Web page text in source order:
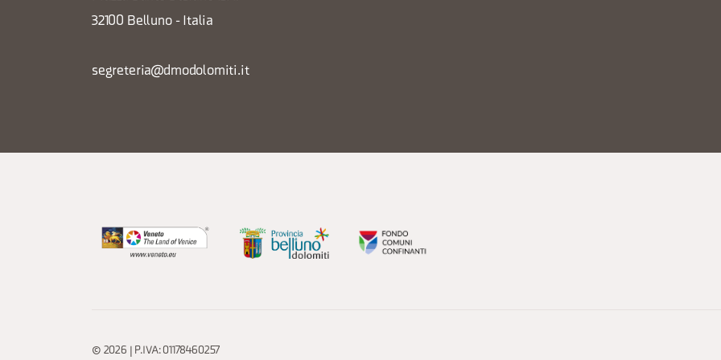
32100 Belluno - Italia
segreteria@dmodolomiti.it
© 2026 | P.IVA: 01178460257